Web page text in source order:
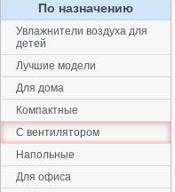
По назначению
Увлажнители воздуха для
детей
Лучшие модели
Для дома
Компактные
С вентилятором
Напольные
Для офиса